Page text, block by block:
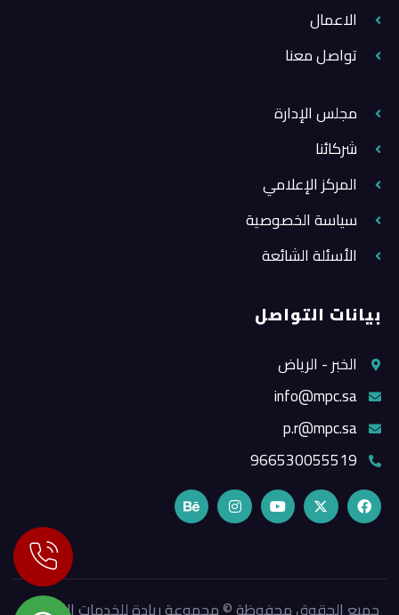
الاعمال
تواصل معنا
مجلس الإدارة
شركائنا
المركز الإعلامي
سياسة الخصوصية
الأسئلة الشائعة
بيانات التواصل
الخبر - الرياض
info@mpc.sa
p.r@mpc.sa
966530055519